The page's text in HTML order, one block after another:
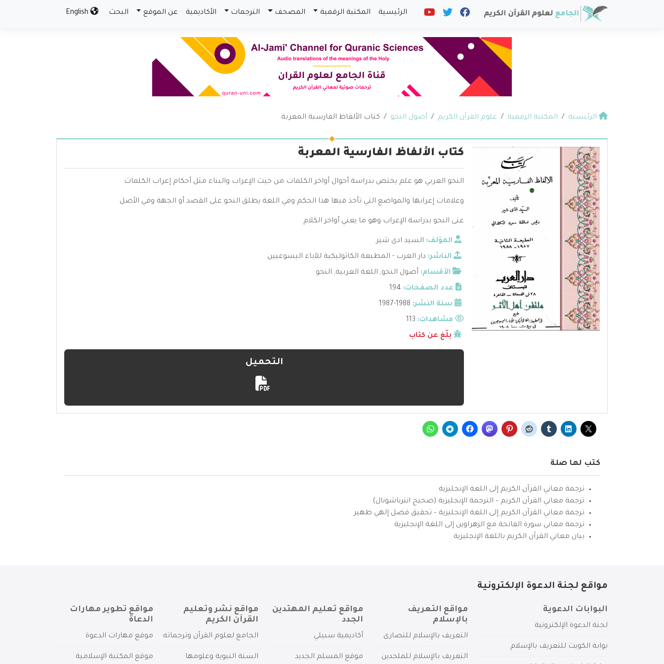
الرئيسية المكتبة الرقمية المصحف الترجمات الأكاديمية عن الموقع البحث
الرئيسية المكتبة الرقمية علوم القرآن الكريم أصول النحو كتاب الألفاظ الفارسية المعربة
كتاب الألفاظ الفارسية المعربة
النحو العربي هو علم يختص بدراسة أحوال أواخر الكلمات من حيث الإعراب والبناء مثل أحكام إعراب الكلمات
وعلامات إعرابها والمواضع التي تأخذ فيها هذا الحكم وفي اللغة يطلق النحو على القصد أو الجهة وفي الأصل
عنى النحو بدراسة الإعراب وهو ما يعني أواخر الكلام
المؤلف: السيد ادى شير
الناشر: دار العرب - المطبعة الكاثوليكية للآباء اليسوعيين
الأقسام: أصول النحو, اللغة العربية, النحو
عدد الصفحات: 194
سنة النشر: 1988-1987
مشاهدات:
بلّغ عن كتاب
التحميل
كتب لها صلة
ترجمة معاني القرآن الكريم إلى اللغة الإنجليزية
ترجمة معاني القرآن الكريم – الترجمة الإنجليزية (صحيح انترناشونال)
ترجمة معاني القرآن الكريم إلى اللغة الإنجليزية – تحقيق فضل إلهي ظهير
ترجمة معاني سورة الفاتحة مع الزهراوين إلى اللغة الإنجليزية
بيان معاني القرآن الكريم باللغة الإنجليزية
مواقع لجنة الدعوة الإلكترونية
البوابات الدعوية
لجنة الدعوة الإلكترونية
بوابة الكويت للتعريف بالإسلام
مواقع التعريف
بالإسلام
التعريف بالإسلام للنصارى
التعريف بالإسلام للملحدين
مواقع تعليم المهتدين
الجدد
أكاديمية سبيلي
موقع المسلم الجديد
مواقع نشر وتعليم
القرآن الكريم
الجامع لعلوم القرآن وترجماته
السنة النبوية وعلومها
مواقع تطوير مهارات
الدعاة
موقع مهارات الدعوة
موقع المكتبة الإسلامية